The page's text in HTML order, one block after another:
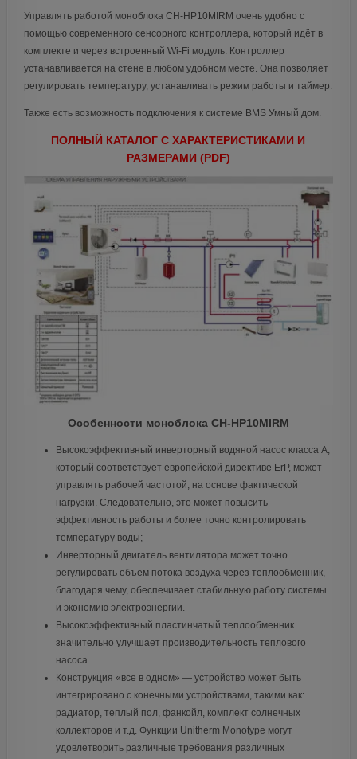
Управлять работой моноблока CH-HP10MIRM очень удобно с
помощью современного сенсорного контроллера, который идёт в
комплекте и через встроенный Wi-Fi модуль. Контроллер
устанавливается на стене в любом удобном месте. Она позволяет
регулировать температуру, устанавливать режим работы и таймер.
Также есть возможность подключения к системе BMS Умный дом.
ПОЛНЫЙ КАТАЛОГ С ХАРАКТЕРИСТИКАМИ И
РАЗМЕРАМИ (PDF)
Особенности моноблока CH-HP10MIRM
Высокоэффективный инверторный водяной насос класса A,
который соответствует европейской директиве ErP, может
управлять рабочей частотой, на основе фактической
нагрузки. Следовательно, это может повысить
эффективность работы и более точно контролировать
температуру воды;
Инверторный двигатель вентилятора может точно
регулировать объем потока воздуха через теплообменник,
благодаря чему, обеспечивает стабильную работу системы
и экономию электроэнергии.
Высокоэффективный пластинчатый теплообменник
значительно улучшает производительность теплового
насоса.
Конструкция «все в одном» — устройство может быть
интегрировано с конечными устройствами, такими как:
радиатор, теплый пол, фанкойл, комплект солнечных
коллекторов и т.д. Функции Unitherm Monotype могут
удовлетворить различные требования различных